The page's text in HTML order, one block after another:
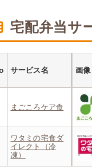
宅配弁当サ
サービス名 画像
まごころケア食
ワタミの宅食ダ
イレクト（冷
凍）